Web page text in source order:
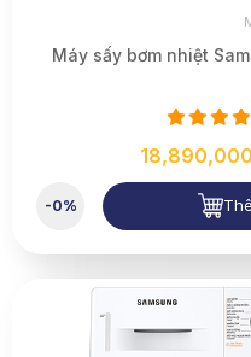
Máy sấy bơm nhiệt
-0%